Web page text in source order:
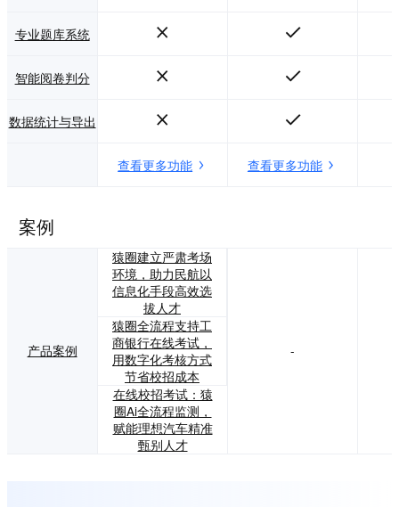
专业题库系统
智能阅卷判分
数据统计与导出
查看更多功能 查看更多功能
案例
产品案例
猿圈建立严肃考场
环境，助力民航以
信息化手段高效选
拔人才
猿圈全流程支持工
商银行在线考试，
用数字化考核方式
节省校招成本
在线校招考试：猿
圈Ai全流程监测，
赋能理想汽车精准
甄别人才
-